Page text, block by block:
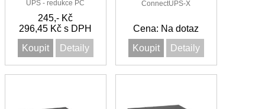
UPS - redukce PC
běžnou zásuvku
(schuko)
245,- Kč
296,45 Kč s DPH
Koupit
Detaily
ConnectUPS-X
9355, 9140, 9125, 5125
Cena: Na dotaz
Koupit
Detaily